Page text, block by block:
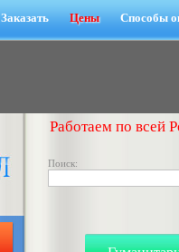
Заказать Цены Способы
Работаем по всей
Поиск: